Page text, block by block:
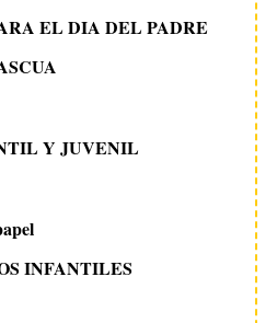
EL DIA DEL PADRE
Y JUVENIL
INFANTILES